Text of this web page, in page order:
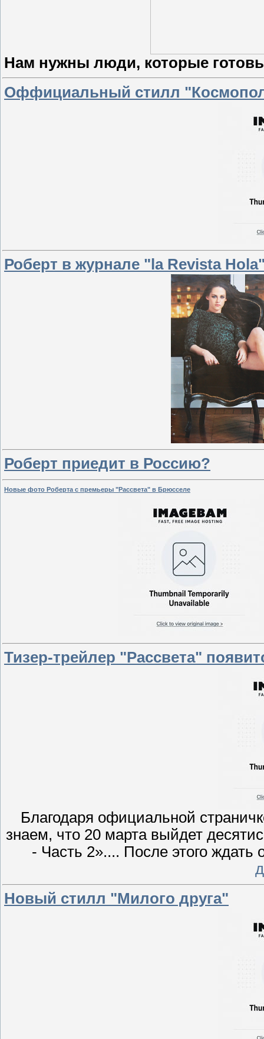
Нам нужны люди, которые
Оффициальный стилл
Роберт в журнале "la Revista
Роберт приедит в Россию?
Новые фото Роберта с премьеры "Рассвета" в Брюсселе
Тизер-трейлер "Рассвета"
Благодаря официальной
знаем, что 20 марта выйдет
- Часть 2».... После этого ждать
Новый стилл "Милого друга"